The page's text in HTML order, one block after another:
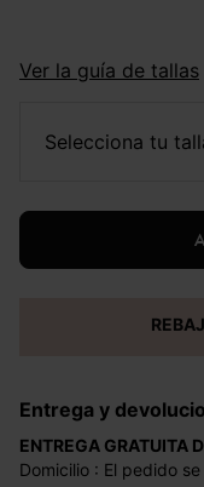
Ver la guía de tallas
selecciona tu
Entrega y
ENTREGA GRATUITA
Domicilio : El pedido